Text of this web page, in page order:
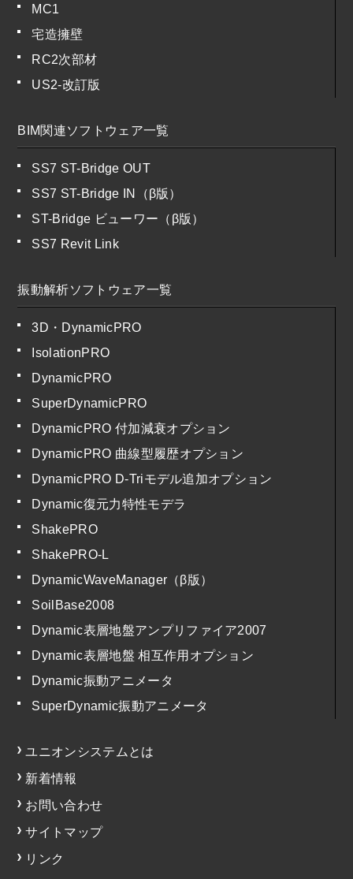
MC1
宅造擁壁
RC2次部材
US2-改訂版
BIM関連ソフトウェア一覧
SS7 ST-Bridge OUT
SS7 ST-Bridge IN（β版）
ST-Bridge ビューワー（β版）
SS7 Revit Link
振動解析ソフトウェア一覧
3D・DynamicPRO
IsolationPRO
DynamicPRO
SuperDynamicPRO
DynamicPRO 付加減衰オプション
DynamicPRO 曲線型履歴オプション
DynamicPRO D-Triモデル追加オプション
Dynamic復元力特性モデラ
ShakePRO
ShakePRO-L
DynamicWaveManager（β版）
SoilBase2008
Dynamic表層地盤アンプリファイア2007
Dynamic表層地盤 相互作用オプション
Dynamic振動アニメータ
SuperDynamic振動アニメータ
ユニオンシステムとは
新着情報
お問い合わせ
サイトマップ
リンク